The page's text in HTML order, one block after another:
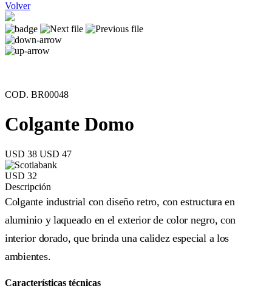
Volver
COD. BR00048
Colgante Domo
USD 38 USD 47
USD 32
Descripción
Colgante industrial con diseño retro, con estructura en
aluminio y laqueado en el exterior de color negro, con
interior dorado, que brinda una calidez especial a los
ambientes.
Características técnicas